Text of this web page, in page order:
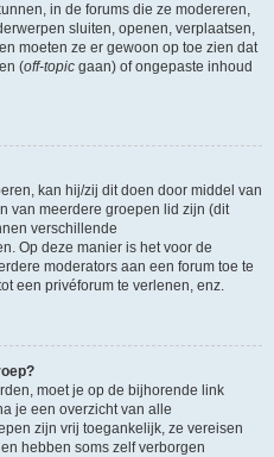
in de forums die ze modereren,
sluiten, openen, verplaatsen,
moeten ze er gewoon op toe zien dat
(off-topic gaan) of ongepaste inhoud
kan hij/zij dit doen door middel van
van meerdere groepen lid zijn (dit
verschillende
Op deze manier is het voor de
moderators aan een forum toe te
een privéforum te verlenen, enz.
moet je op de bijhorende link
je een overzicht van alle
zijn vrij toegankelijk, ze vereisen
hebben soms zelf verborgen